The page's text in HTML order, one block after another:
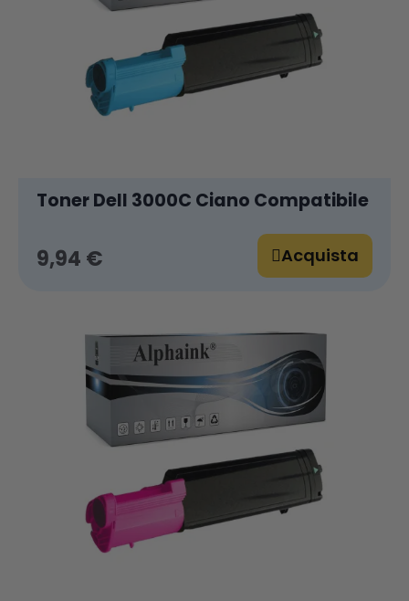
Toner Dell 3000C Ciano Compatibile
9,94 € Acquista